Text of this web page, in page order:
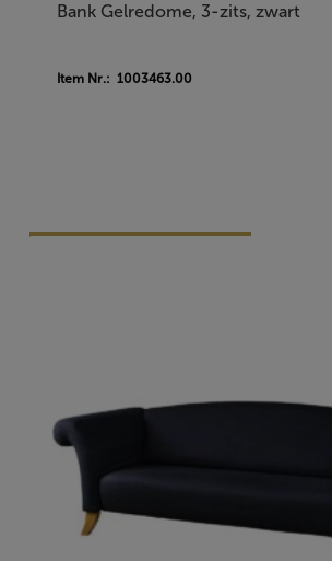
Bank Gelredome, 3-zits, zwart
Item Nr.: 1003463.00